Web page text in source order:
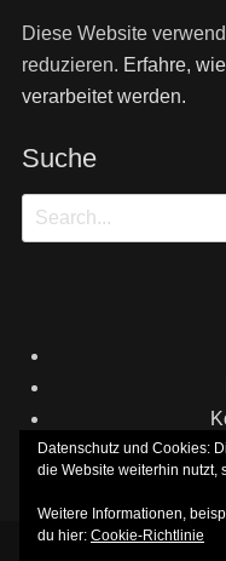
Diese Website
reduzieren. Erfahre,
verarbeitet werden.
Suche
Search
for:
Datenschutz und Cookies:
die Website weiterhin nutzt,
Weitere Informationen,
du hier: Cookie-Richtlinie